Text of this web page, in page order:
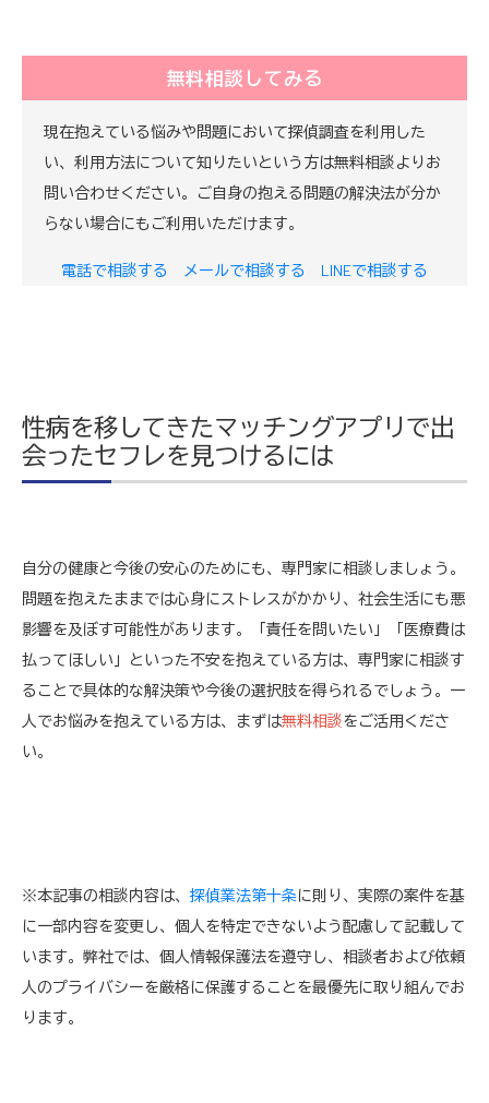
無料相談してみる
現在抱えている悩みや問題において探偵調査を利用した
い、利用方法について知りたいという方は無料相談よりお
問い合わせください。ご自身の抱える問題の解決法が分か
らない場合にもご利用いただけます。
電話で相談する メールで相談する LINEで相談する
性病を移してきたマッチングアプリで出
会ったセフレを見つけるには
自分の健康と今後の安心のためにも、専門家に相談しましょう。
問題を抱えたままでは心身にストレスがかかり、社会生活にも悪
影響を及ぼす可能性があります。「責任を問いたい」「医療費は
払ってほしい」といった不安を抱えている方は、専門家に相談す
ることで具体的な解決策や今後の選択肢を得られるでしょう。一
人でお悩みを抱えている方は、まずは無料相談をご活用くださ
い。
※本記事の相談内容は、 探偵業法第十条に則り、実際の案件を基
に一部内容を変更し、個人を特定できないよう配慮して記載して
います。弊社では、個人情報保護法を遵守し、相談者および依頼
人のプライバシーを厳格に保護することを最優先に取り組んでお
ります。